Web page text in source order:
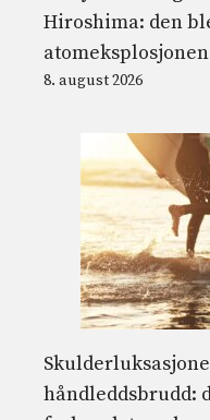
Hiroshima: den
atomeksplosjonen
8. august 2026
håndleddsbrudd: